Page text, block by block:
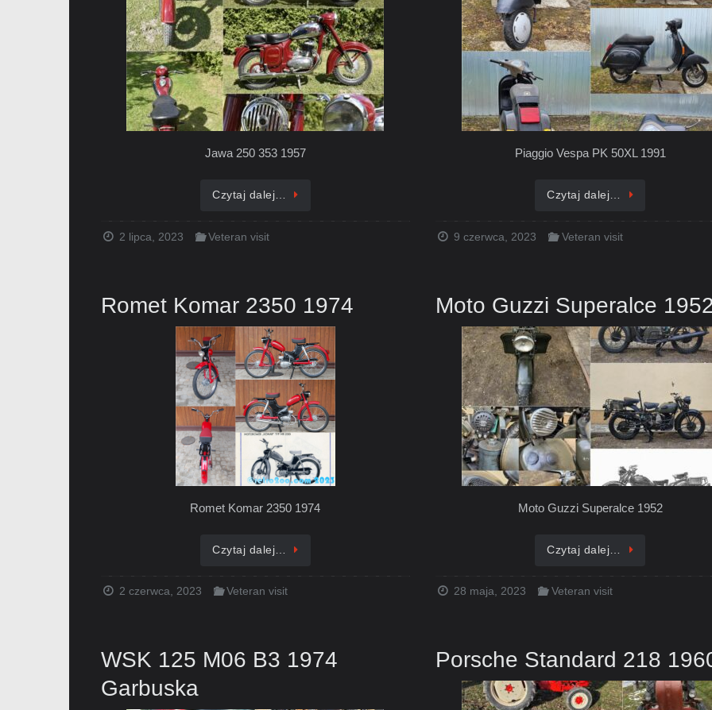
Jawa 250 353 1957
Czytaj dalej…
2 lipca, 2023 Veteran visit
Piaggio Vespa PK 50XL 1991
Czytaj dalej…
9 czerwca, 2023 Veteran visit
Romet Komar 2350 1974
Romet Komar 2350 1974
Czytaj dalej…
2 czerwca, 2023 Veteran visit
Moto Guzzi Superalce
Moto Guzzi Superalce 1952
Czytaj dalej…
28 maja, 2023 Veteran visit
WSK 125 M06 B3 1974
Garbuska
Porsche Standard 218